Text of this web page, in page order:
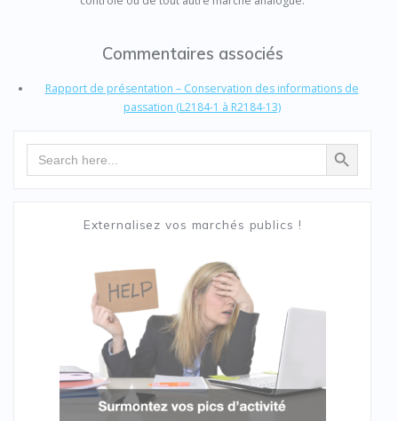
Commentaires associés
Rapport de présentation – Conservation des informations de
passation (L2184-1 à R2184-13)
Search Search Button
Externalisez vos marchés publics !